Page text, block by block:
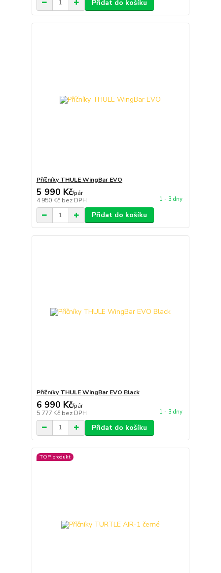
Přidat do košíku
Příčníky THULE WingBar EVO
5 990 Kč/pár
4 950 Kč bez DPH 1 - 3 dny
Přidat do košíku
Příčníky THULE WingBar EVO Black
6 990 Kč/pár
5 777 Kč bez DPH 1 - 3 dny
Přidat do košíku
TOP produkt